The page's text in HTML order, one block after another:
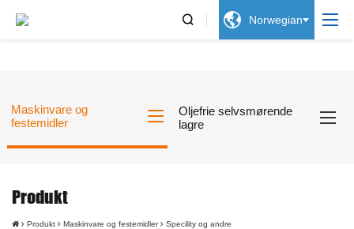
  Norwegian
Maskinvare og
festemidler
Oljefrie selvsmørende
lagre
Produkt
Produkt Maskinvare og festemidler Specility og andre